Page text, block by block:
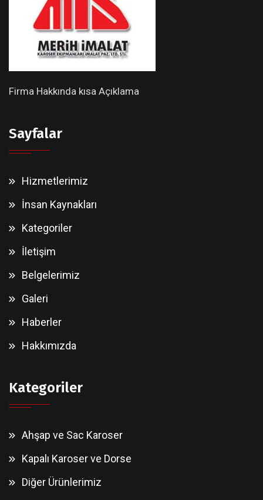
Firma Hakkında kısa Açıklama
Sayfalar
Hizmetlerimiz
İnsan Kaynakları
Kategoriler
İletişim
Belgelerimiz
Galeri
Haberler
Hakkımızda
Kategoriler
Ahşap ve Sac Karoser
Kapalı Karoser ve Dorse
Diğer Ürünlerimiz